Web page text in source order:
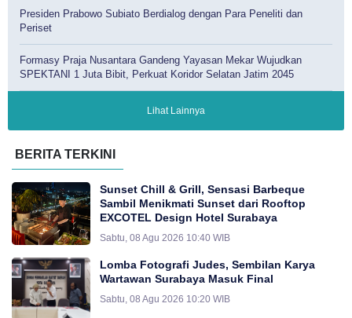
Presiden Prabowo Subiato Berdialog dengan Para Peneliti dan
Periset
Formasy Praja Nusantara Gandeng Yayasan Mekar Wujudkan
SPEKTANI 1 Juta Bibit, Perkuat Koridor Selatan Jatim 2045
Lihat Lainnya
BERITA TERKINI
Sunset Chill & Grill, Sensasi Barbeque
Sambil Menikmati Sunset dari Rooftop
EXCOTEL Design Hotel Surabaya
Sabtu, 08 Agu 2026 10:40 WIB
Lomba Fotografi Judes, Sembilan Karya
Wartawan Surabaya Masuk Final
Sabtu, 08 Agu 2026 10:20 WIB